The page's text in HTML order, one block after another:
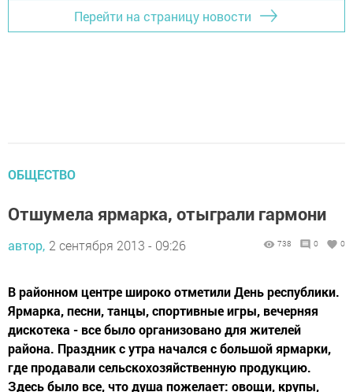
Перейти на страницу новости
ОБЩЕСТВО
Отшумела ярмарка, отыграли гармони
автор, 2 сентября 2013 - 09:26 738 0 0
В районном центре широко отметили День республики.
Ярмарка, песни, танцы, спортивные игры, вечерняя
дискотека - все было организовано для жителей
района. Праздник с утра начался с большой ярмарки,
где продавали сельскохозяйственную продукцию.
Здесь было все, что душа пожелает: овощи, крупы,